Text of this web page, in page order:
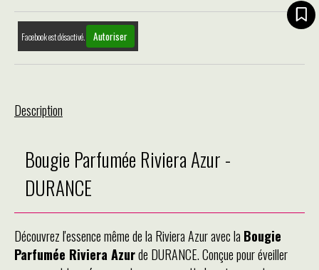
Facebook est désactivé. Autoriser
Description
Bougie Parfumée Riviera Azur -
DURANCE
Découvrez l'essence même de la Riviera Azur avec la Bougie
Parfumée Riviera Azurde DURANCE. Conçue pour éveiller